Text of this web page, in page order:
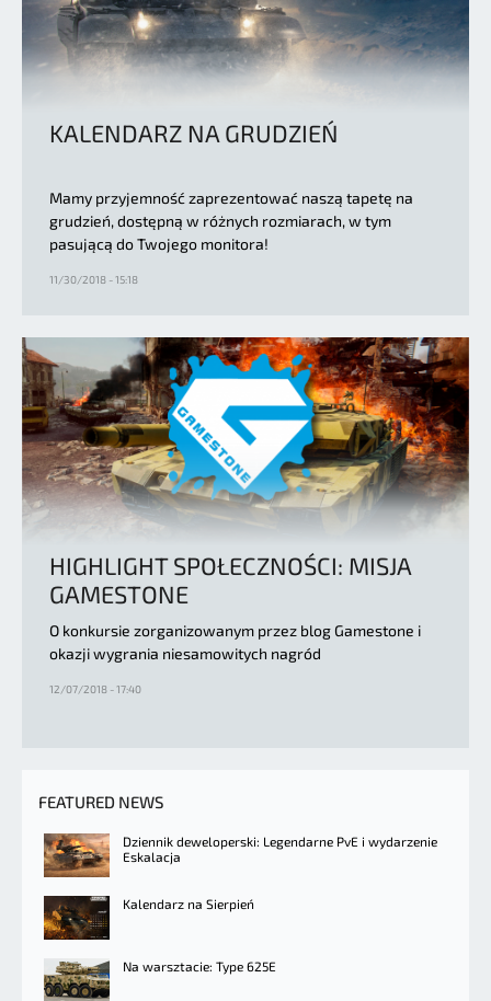
KALENDARZ NA GRUDZIEŃ
Mamy przyjemność zaprezentować naszą tapetę na
grudzień, dostępną w różnych rozmiarach, w tym
pasującą do Twojego monitora!
11/30/2018 - 15:18
HIGHLIGHT SPOŁECZNOŚCI: MISJA
GAMESTONE
O konkursie zorganizowanym przez blog Gamestone i
okazji wygrania niesamowitych nagród
12/07/2018 - 17:40
FEATURED NEWS
Dziennik deweloperski: Legendarne PvE i wydarzenie
Eskalacja
Kalendarz na Sierpień
Na warsztacie: Type 625E